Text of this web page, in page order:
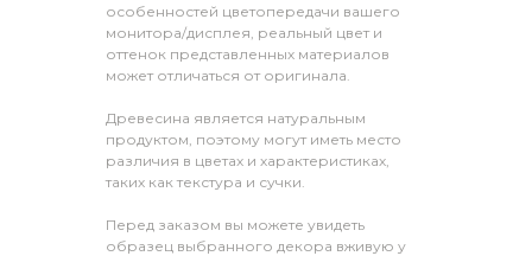
особенностей цветопередачи вашего
монитора/дисплея, реальный цвет и
оттенок представленных материалов
может отличаться от оригинала.
Древесина является натуральным
продуктом, поэтому могут иметь место
различия в цветах и характеристиках,
таких как текстура и сучки.
Перед заказом вы можете увидеть
образец выбранного декора вживую у